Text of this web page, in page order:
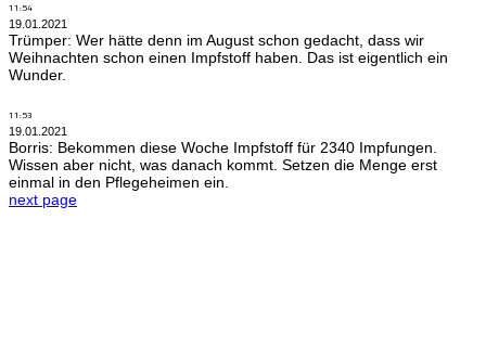
11:54
19.01.2021
Trümper: Wer hätte denn im August schon gedacht, dass wir
Weihnachten schon einen Impfstoff haben. Das ist eigentlich ein
Wunder.
11:53
19.01.2021
Borris: Bekommen diese Woche Impfstoff für 2340 Impfungen.
Wissen aber nicht, was danach kommt. Setzen die Menge erst
einmal in den Pflegeheimen ein.
next page